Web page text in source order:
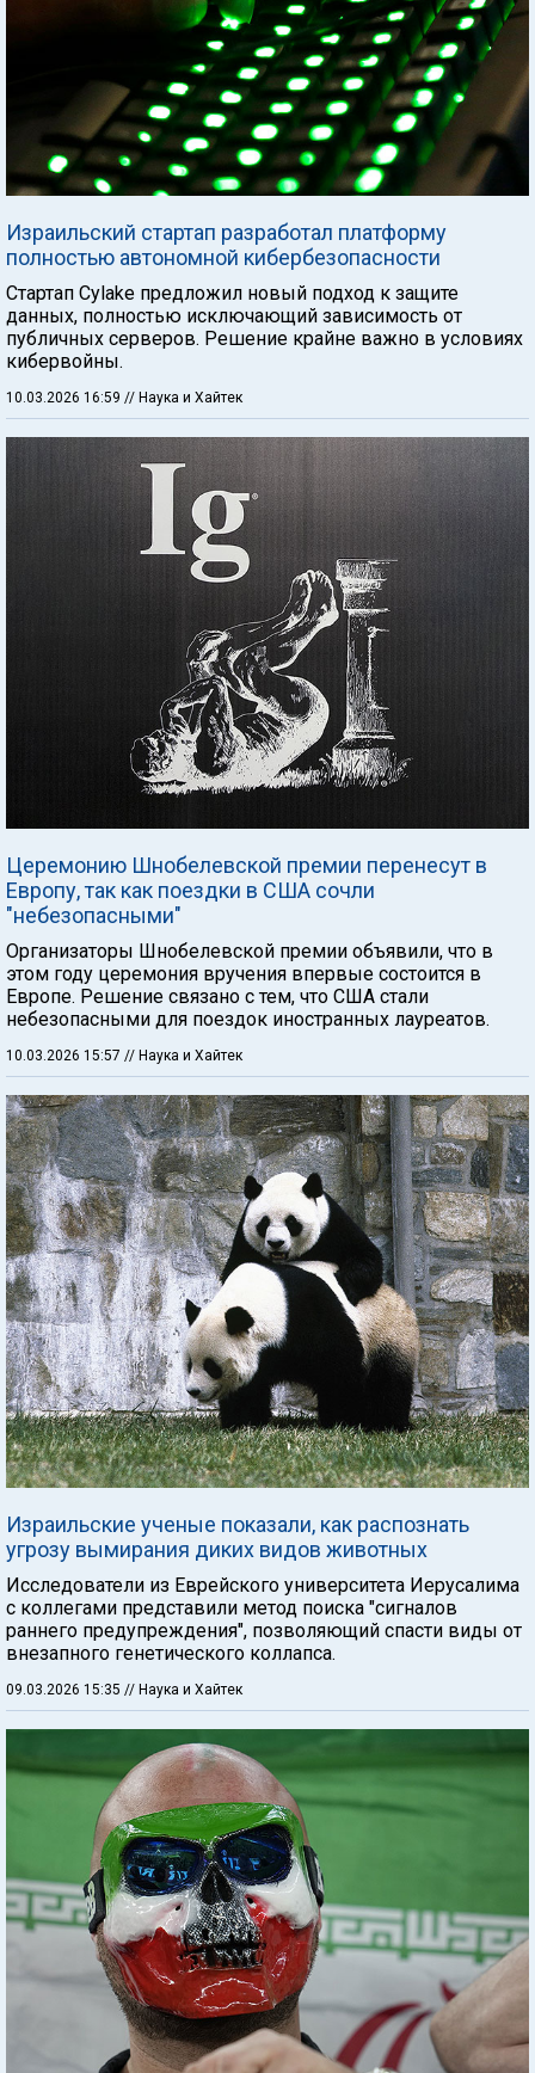
Израильский стартап разработал платформу
полностью автономной кибербезопасности
Стартап Cylake предложил новый подход к защите
данных, полностью исключающий зависимость от
публичных серверов. Решение крайне важно в условиях
кибервойны.
10.03.2026 16:59 // Наука и Хайтек
Церемонию Шнобелевской премии перенесут в
Европу, так как поездки в США сочли
"небезопасными"
Организаторы Шнобелевской премии объявили, что в
этом году церемония вручения впервые состоится в
Европе. Решение связано с тем, что США стали
небезопасными для поездок иностранных лауреатов.
10.03.2026 15:57 // Наука и Хайтек
Израильские ученые показали, как распознать
угрозу вымирания диких видов животных
Исследователи из Еврейского университета Иерусалима
с коллегами представили метод поиска "сигналов
раннего предупреждения", позволяющий спасти виды от
внезапного генетического коллапса.
09.03.2026 15:35 // Наука и Хайтек